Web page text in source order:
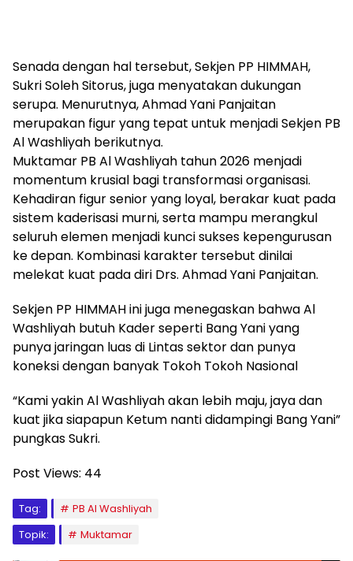
Senada dengan hal tersebut, Sekjen PP HIMMAH,
Sukri Soleh Sitorus, juga menyatakan dukungan
serupa. Menurutnya, Ahmad Yani Panjaitan
merupakan figur yang tepat untuk menjadi Sekjen PB
Al Washliyah berikutnya.
Muktamar PB Al Washliyah tahun 2026 menjadi
momentum krusial bagi transformasi organisasi.
Kehadiran figur senior yang loyal, berakar kuat pada
sistem kaderisasi murni, serta mampu merangkul
seluruh elemen menjadi kunci sukses kepengurusan
ke depan. Kombinasi karakter tersebut dinilai
melekat kuat pada diri Drs. Ahmad Yani Panjaitan.
Sekjen PP HIMMAH ini juga menegaskan bahwa Al
Washliyah butuh Kader seperti Bang Yani yang
punya jaringan luas di Lintas sektor dan punya
koneksi dengan banyak Tokoh Tokoh Nasional
“Kami yakin Al Washliyah akan lebih maju, jaya dan
kuat jika siapapun Ketum nanti didampingi Bang Yani”
pungkas Sukri.
Post Views: 44
Tag:
PB Al Washliyah
Topik:
Muktamar